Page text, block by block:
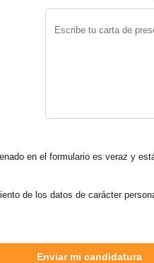
en el formulario es veraz y
de los datos de carácter
Enviar mi candidatura